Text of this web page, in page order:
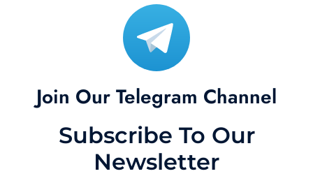
Join Our Telegram Channel
Subscribe To Our
Newsletter